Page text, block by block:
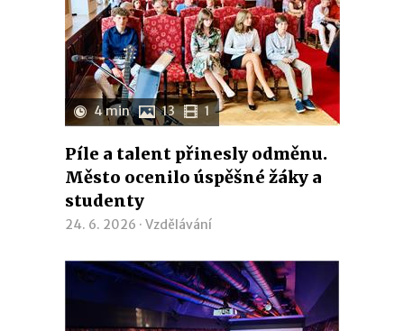
4 min 13 1
Píle a talent přinesly odměnu.
Město ocenilo úspěšné žáky a
studenty
24. 6. 2026 · Vzdělávání